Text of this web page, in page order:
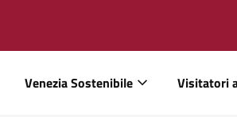
Venezia Sostenibile Visitatori